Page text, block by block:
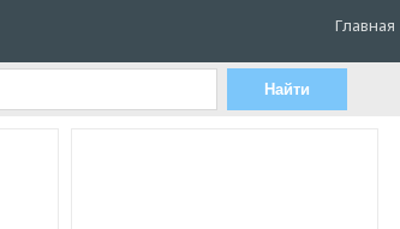
Главная
Найти